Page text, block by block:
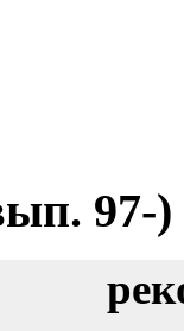
97-)